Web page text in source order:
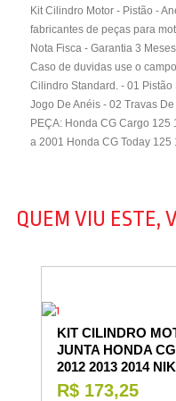
Kit Cilindro Motor - Pistão -
fabricantes de peças para
Nota Fisca - Garantia 3
Caso de duvidas use o
Cilindro Standard. - 01
Jogo De Anéis - 02 Travas
PEÇA: Honda CG Cargo
a 2001 Honda CG Today
QUEM VIU ESTE,
KIT CILINDRO
JUNTA HONDA
2012 2013 2014
R$ 173,25